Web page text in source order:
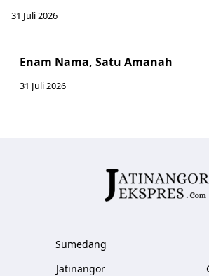
31 Juli 2026
Enam Nama, Satu Amanah
31 Juli 2026
Sumedang
Jatinangor